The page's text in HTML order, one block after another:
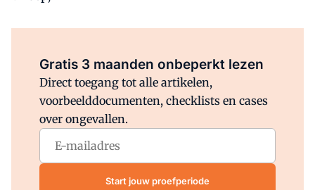
Gratis 3 maanden onbeperkt lezen
Direct toegang tot alle artikelen,
voorbeelddocumenten, checklists en cases
over ongevallen.
Start jouw proefperiode